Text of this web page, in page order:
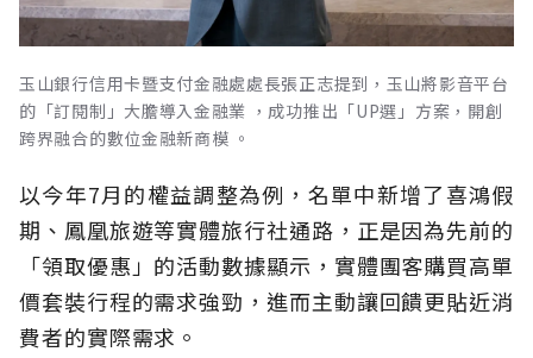
玉山銀行信用卡暨支付金融處處長張正志提到，玉山將影音平台
的「訂閱制」大膽導入金融業 ，成功推出「UP選」方案，開創
跨界融合的數位金融新商模 。
以今年7月的權益調整為例，名單中新增了喜鴻假
期、鳳凰旅遊等實體旅行社通路，正是因為先前的
「領取優惠」的活動數據顯示，實體團客購買高單
價套裝行程的需求強勁，進而主動讓回饋更貼近消
費者的實際需求。